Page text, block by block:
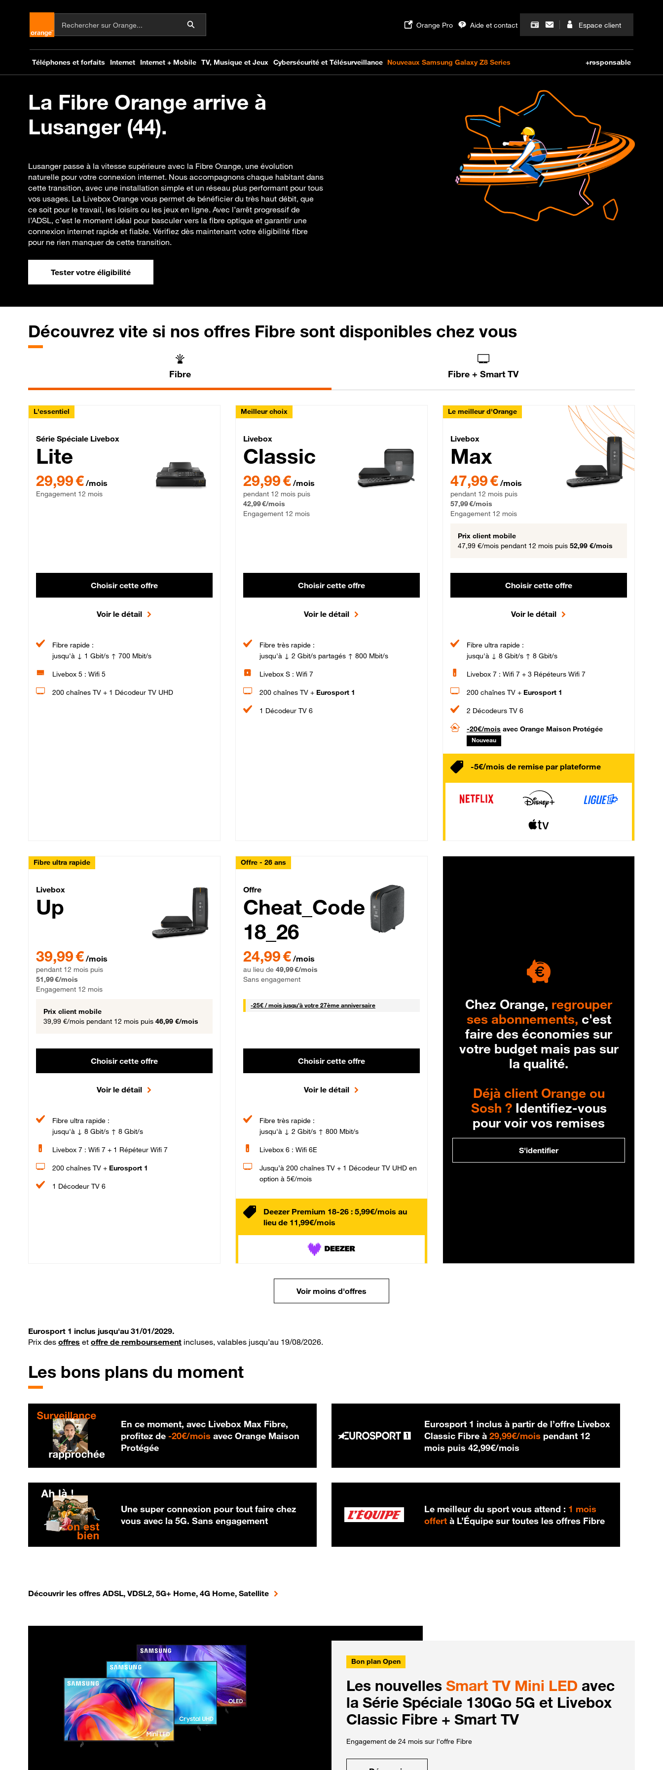
La Fibre Orange arrive à
Lusanger (44).
Lusanger passe à la vitesse supérieure avec la Fibre Orange, une évolution
naturelle pour votre connexion internet. Nous accompagnons chaque habitant dans
cette transition, avec une installation simple et un réseau plus performant pour tous
vos usages. La Livebox Orange vous permet de bénéficier du très haut débit, que
ce soit pour le travail, les loisirs ou les jeux en ligne. Avec l’arrêt progressif de
l’ADSL, c’est le moment idéal pour basculer vers la fibre optique et garantir une
connexion internet rapide et fiable. Vérifiez dès maintenant votre éligibilité fibre
pour ne rien manquer de cette transition.
Tester votre éligibilité
Découvrez vite si nos offres Fibre sont disponibles chez vous
Fibre Fibre + Smart TV
L'essentiel
Série Spéciale Livebox Lite Fibre
Série Spéciale Livebox
Lite
29,99 € par mois , Engagement 12 mois
29,99 € /mois
Engagement 12 mois
Choisir cette offre
Voir le détail
Fibre rapide :
jusqu'à ↓ 1 Gbit/s ↑ 700 Mbit/s
Livebox 5 : Wifi 5
200 chaînes TV + 1 Décodeur TV UHD
Meilleur choix
Livebox Classic Fibre
Livebox
Classic
29,99 € par mois pendant 12 mois puis 42,99 € par mois, Engagement 12 mois
29,99 € /mois
pendant 12 mois puis
42,99 €/mois
Engagement 12 mois
Choisir cette offre
Voir le détail
Fibre très rapide :
jusqu'à ↓ 2 Gbit/s partagés ↑ 800 Mbit/s
Livebox S : Wifi 7
200 chaînes TV + Eurosport 1
1 Décodeur TV 6
Le meilleur d'Orange
Livebox Max Fibre
Livebox
Max
47,99 € par mois pendant 12 mois puis 57,99 € par mois,
47,99 € /mois
pendant 12 mois puis
57,99 €/mois
Engagement 12 mois
Prix client mobile
47,99 €/mois pendant 12 mois puis 52,99 €/mois
Choisir cette offre
Voir le détail
Fibre ultra rapide :
jusqu'à ↓ 8 Gbit/s ↑ 8 Gbit/s
Livebox 7 : Wifi 7 + 3 Répéteurs Wifi 7
200 chaînes TV + Eurosport 1
2 Décodeurs TV 6
-20€/mois avec Orange Maison Protégée
Nouveau
-5€/mois de remise par plateforme
Fibre ultra rapide
Livebox Up Fibre
Livebox
Up
39,99 € /mois
pendant 12 mois puis
51,99 €/mois
Engagement 12 mois
Prix client mobile
39,99 €/mois pendant 12 mois puis 46,99 €/mois
Choisir cette offre
Voir le détail
Fibre ultra rapide :
jusqu'à ↓ 8 Gbit/s ↑ 8 Gbit/s
Livebox 7 : Wifi 7 + 1 Répéteur Wifi 7
200 chaînes TV + Eurosport 1
1 Décodeur TV 6
Offre - 26 ans
Cheat_Code Fibre_18_26
Offre
Cheat_Code
18_26
24,99 € /mois
au lieu de 49,99 €/mois
Sans engagement
-25€ / mois25 € par mois
jusqu'à votre 27ème anniversaire
Choisir cette offre
Voir le détail
Fibre très rapide :
jusqu'à ↓ 2 Gbit/s ↑ 800 Mbit/s
Livebox 6 : Wifi 6E
Jusqu’à 200 chaînes TV + 1 Décodeur TV UHD en
option à 5€/mois
Deezer Premium 18-26 : 5,99€/mois au
lieu de 11,99€/mois
Chez Orange, regrouper
ses abonnements, c'est
faire des économies sur
votre budget mais pas sur
la qualité.
Déjà client Orange ou
Sosh ?Identifiez-vous
pour voir vos remises
S'identifier
Voir moins d'offres
Eurosport 1 inclus jusqu'au 31/01/2029.
Prix des offres et offre de remboursement incluses, valables jusqu’au 19/08/2026.
Les bons plans du moment
En ce moment, avec Livebox Max Fibre,
profitez de -20€/mois 20 € par mois
avec Orange Maison
Protégée
Eurosport 1 inclus à partir de l’offre Livebox
Classic Fibre à29,99€/mois 29,99 € par mois
pendant 12
mois puis42,99€/mois
Une super connexion pour tout faire chez
vous avec la 5G. Sans engagement
Le meilleur du sport vous attend : 1 mois
offert à L’Équipe sur toutes les offres Fibre
Découvrir les offres ADSL, VDSL2, 5G+ Home, 4G Home, Satellite
Bon plan Open
Les nouvelles Smart TV Mini LED avec
la Série Spéciale 130Go 5G et Livebox
Classic Fibre + Smart TV
Engagement de 24 mois sur l'offre Fibre